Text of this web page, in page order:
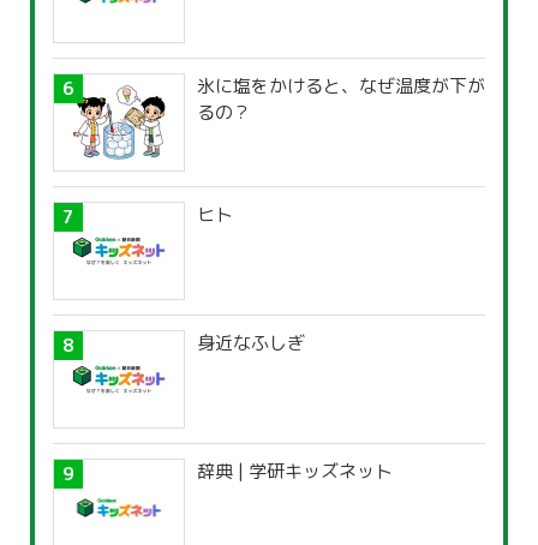
氷に塩をかけると、なぜ温度が下が
るの？
ヒト
身近なふしぎ
辞典 | 学研キッズネット